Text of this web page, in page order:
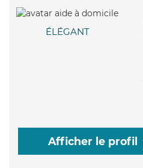
ÉLÉGANT
Afficher le profil